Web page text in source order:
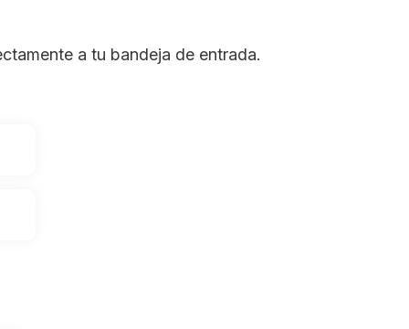
a tu bandeja de entrada.